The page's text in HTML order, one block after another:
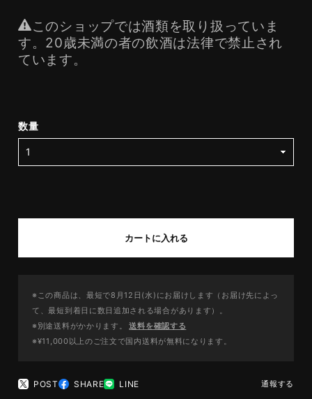
このショップでは酒類を取り扱っていま
す。20歳未満の者の飲酒は法律で禁止され
ています。
数量
カートに入れる
※この商品は、最短で8月12日(水)にお届けします（お届け先によっ
て、最短到着日に数日追加される場合があります）。
※別途送料がかかります。
送料を確認する
※¥11,000以上のご注文で国内送料が無料になります。
POST SHARE LINE 通報する